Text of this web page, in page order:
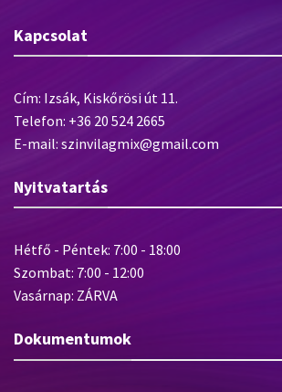
Kapcsolat
Cím: Izsák, Kiskőrösi út 11.
Telefon: +36 20 524 2665
E-mail: szinvilagmix@gmail.com
Nyitvatartás
Hétfő - Péntek: 7:00 - 18:00
Szombat: 7:00 - 12:00
Vasárnap: ZÁRVA
Dokumentumok